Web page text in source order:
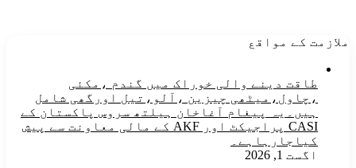
ملازمت کے مواقع
طاقت دینے والی خوراک میں گندم ،مکئی
،چاول،میٹھی چیزین ،آلو،تیل اورگھی شامل
ہیں۔یہ پیغام آغاخان ہیلتھ سروس پاکستان کے
CASI پراجیکٹ اور AKF کے مالی معاونت سے پیش
کیاجارہاہے۔
اگست 1, 2026